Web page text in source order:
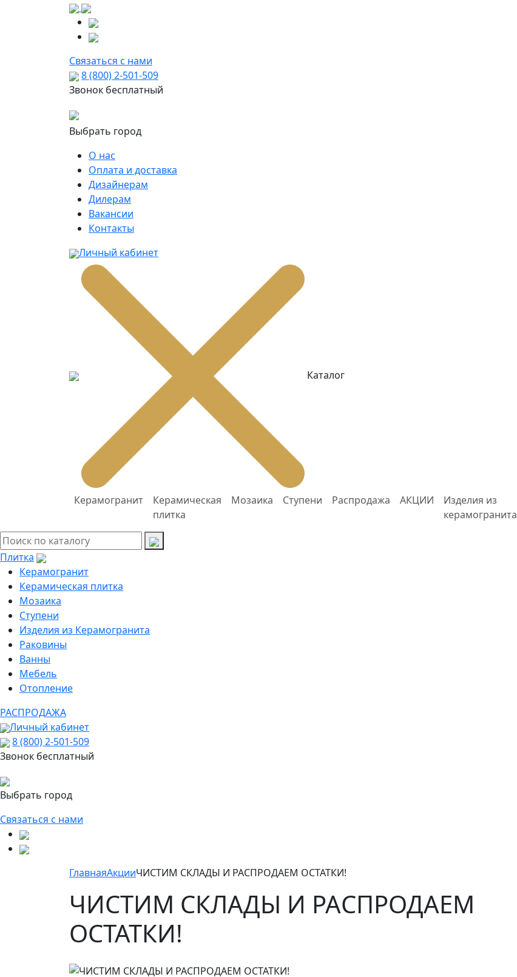
Связаться с нами
8 (800) 2-501-509
Звонок бесплатный
Выбрать город
О нас
Оплата и доставка
Дизайнерам
Дилерам
Вакансии
Контакты
Личный кабинет
Каталог
Керамогранит
Керамическая
плитка
Мозаика Ступени Распродажа АКЦИИ
Изделия из
керамогранита
Плитка
Керамогранит
Керамическая плитка
Мозаика
Ступени
Изделия из Керамогранита
Раковины
Ванны
Мебель
Отопление
РАСПРОДАЖА
Личный кабинет
8 (800) 2-501-509
Звонок бесплатный
Выбрать город
Связаться с нами
ГлавнаяАкцииЧИСТИМ СКЛАДЫ И РАСПРОДАЕМ ОСТАТКИ!
ЧИСТИМ СКЛАДЫ И РАСПРОДАЕМ
ОСТАТКИ!